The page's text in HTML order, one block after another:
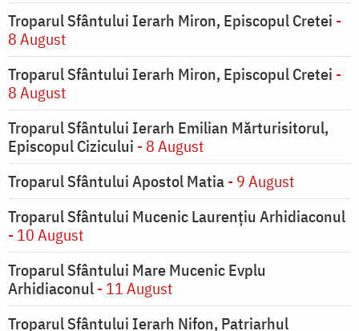
Troparul Sfântului Ierarh Miron, Episcopul Cretei -
8 August
Troparul Sfântului Ierarh Miron, Episcopul Cretei -
8 August
Troparul Sfântului Ierarh Emilian Mărturisitorul,
Episcopul Cizicului - 8 August
Troparul Sfântului Apostol Matia- 9 August
Troparul Sfântului Mucenic Laurențiu Arhidiaconul
- 10 August
Troparul Sfântului Mare Mucenic Evplu
Arhidiaconul- 11 August
Troparul Sfântului Ierarh Nifon, Patriarhul